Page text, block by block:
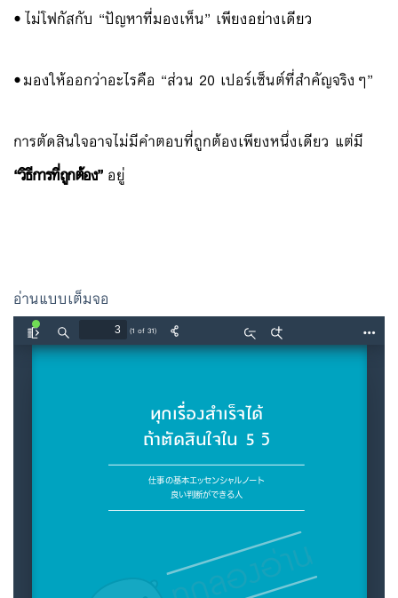
•ไม่โฟกัสกับ “ปัญหาที่มองเห็น” เพียงอย่างเดียว
•มองให้ออกว่าอะไรคือ “ส่วน 20 เปอร์เซ็นต์ที่สำคัญจริงๆ”
การตัดสินใจอาจไม่มีคำตอบที่ถูกต้องเพียงหนึ่งเดียว แต่มี
“วิธีการที่ถูกต้อง”อยู่
อ่านแบบเต็มจอ